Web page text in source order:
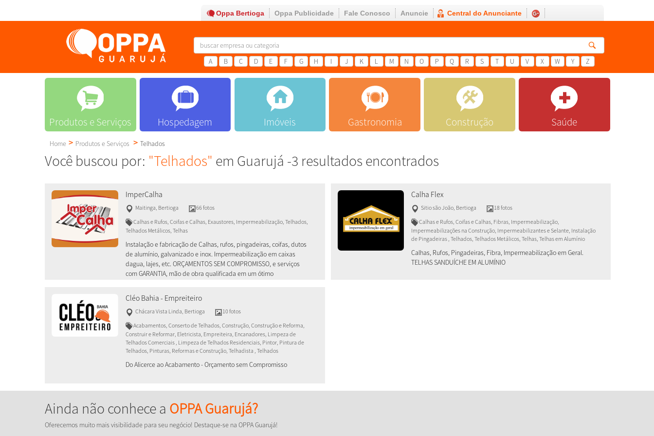
Oppa Bertioga Oppa Publicidade Fale Conosco Anuncie Central do Anunciante
A B C D E F G H I J K L M N O P Q R S T U V X W Y Z
Produtos e Serviços Hospedagem Imóveis Gastronomia Construção Saúde
Home Produtos e Serviços Telhados
Você buscou por: "Telhados" em Guarujá -3 resultados encontrados
ImperCalha
Maitinga, Bertioga
66 fotos
Calhas e Rufos, Coifas e Calhas, Exaustores, Impermeabilização, Telhados,
Telhados Metálicos, Telhas
Instalação e fabricação de Calhas, rufos, pingadeiras, coifas, dutos
de alumínio, galvanizado e inox. Impermeabilização em caixas
dagua, lajes, etc. ORÇAMENTOS SEM COMPROMISSO, e serviços
com GARANTIA, mão de obra qualificada em um ótimo
Calha Flex
Sitio são João, Bertioga
18 fotos
Calhas e Rufos, Coifas e Calhas, Fibras, Impermeabilização,
Impermeabilizações na Construção, Impermeabilizantes e Selante, Instalação
de Pingadeiras , Telhados, Telhados Metálicos, Telhas, Telhas em Alumínio
Calhas, Rufos, Pingadeiras, Fibra, Impermeabilização em Geral.
TELHAS SANDUÍCHE EM ALUMÍNIO
Cléo Bahia - Empreiteiro
Chácara Vista Linda, Bertioga
10 fotos
Acabamentos, Conserto de Telhados, Construção, Construção e Reforma,
Construir e Reformar, Eletricista, Empreiteira, Encanadores, Limpeza de
Telhados Comerciais , Limpeza de Telhados Residenciais, Pintor, Pintura de
Telhados, Pinturas, Reformas e Construção, Telhadista , Telhados
Do Alicerce ao Acabamento - Orçamento sem Compromisso
Ainda não conhece a OPPA Guarujá?
Oferecemos muito mais visibilidade para seu negócio! Destaque-se na OPPA Guarujá!